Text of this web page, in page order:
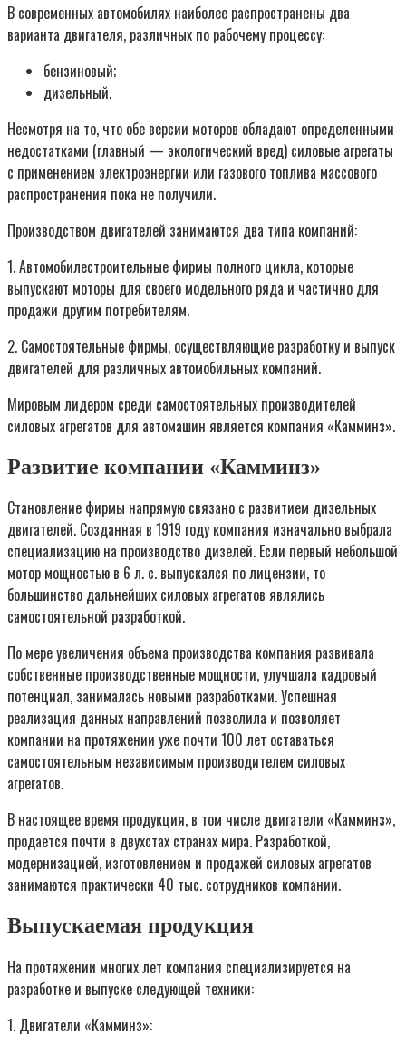
В современных автомобилях наиболее распространены два
варианта двигателя, различных по рабочему процессу:
бензиновый;
дизельный.
Несмотря на то, что обе версии моторов обладают определенными
недостатками (главный — экологический вред) силовые агрегаты
с применением электроэнергии или газового топлива массового
распространения пока не получили.
Производством двигателей занимаются два типа компаний:
1. Автомобилестроительные фирмы полного цикла, которые
выпускают моторы для своего модельного ряда и частично для
продажи другим потребителям.
2. Самостоятельные фирмы, осуществляющие разработку и выпуск
двигателей для различных автомобильных компаний.
Мировым лидером среди самостоятельных производителей
силовых агрегатов для автомашин является компания «Камминз».
Развитие компании «Камминз»
Становление фирмы напрямую связано с развитием дизельных
двигателей. Созданная в 1919 году компания изначально выбрала
специализацию на производство дизелей. Если первый небольшой
мотор мощностью в 6 л. с. выпускался по лицензии, то
большинство дальнейших силовых агрегатов являлись
самостоятельной разработкой.
По мере увеличения объема производства компания развивала
собственные производственные мощности, улучшала кадровый
потенциал, занималась новыми разработками. Успешная
реализация данных направлений позволила и позволяет
компании на протяжении уже почти 100 лет оставаться
самостоятельным независимым производителем силовых
агрегатов.
В настоящее время продукция, в том числе двигатели «Камминз»,
продается почти в двухстах странах мира. Разработкой,
модернизацией, изготовлением и продажей силовых агрегатов
занимаются практически 40 тыс. сотрудников компании.
Выпускаемая продукция
На протяжении многих лет компания специализируется на
разработке и выпуске следующей техники:
1. Двигатели «Камминз»: